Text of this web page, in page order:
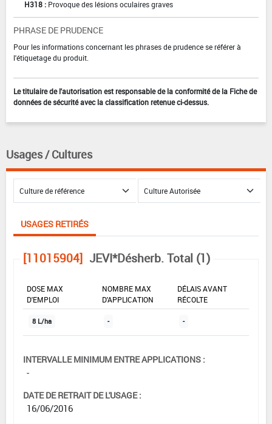
H318 : Provoque des lésions oculaires graves
PHRASE DE PRUDENCE
Pour les informations concernant les phrases de prudence se référer à
l'étiquetage du produit.
Le titulaire de l'autorisation est responsable de la conformité de la Fiche de
données de sécurité avec la classification retenue ci-dessus.
Usages / Cultures
USAGES RETIRÉS
[11015904] JEVI*Désherb. Total (1)
DOSE MAX
D'EMPLOI
NOMBRE MAX
D'APPLICATION
DÉLAIS AVANT
RÉCOLTE
8 L/ha - -
INTERVALLE MINIMUM ENTRE APPLICATIONS :
-
DATE DE RETRAIT DE L'USAGE :
16/06/2016